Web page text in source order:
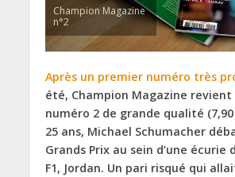
Champion Magazine
n°2
Après un premier numéro très
été, Champion Magazine revient
numéro 2 de grande qualité
25 ans, Michael Schumacher
Grands Prix au sein d’une
F1, Jordan. Un pari risqué qui